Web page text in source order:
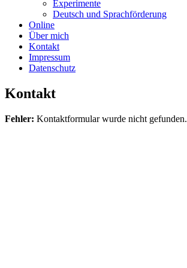
Experimente
Deutsch und Sprachförderung
Online
Über mich
Kontakt
Impressum
Datenschutz
Kontakt
Fehler: Kontaktformular wurde nicht gefunden.